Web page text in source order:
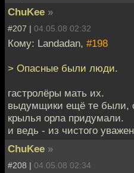
ChuKee »
#207 | 04.05.08 02:32
Кому: Landadan, #198
> Опасные были люди.
гастролёры мать их.
выдумщики ещё те были,
крылья орла придумали.
и ведь - из чистого
ChuKee »
#208 | 04.05.08 02:34